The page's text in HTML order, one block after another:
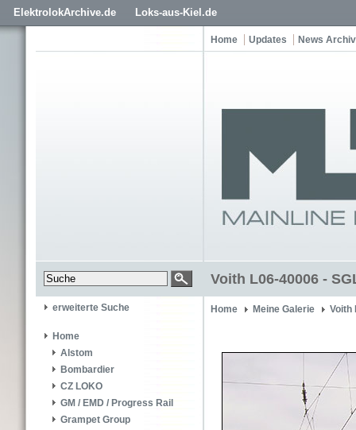
ElektrolokArchive.de Loks-aus-Kiel.de
Home Updates News Archiv
Voith L06-40006 -
erweiterte Suche
Home
Alstom
Bombardier
CZ LOKO
GM / EMD / Progress Rail
Grampet Group
Home Meine Galerie Voith